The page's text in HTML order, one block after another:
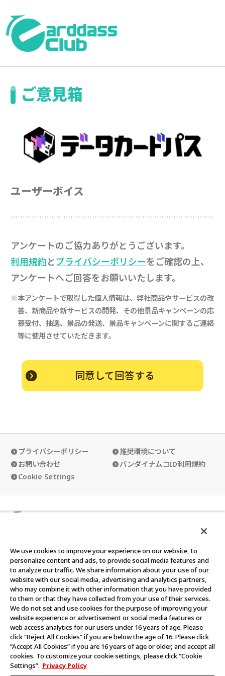
ご意見箱
ユーザーボイス
アンケートのご協力ありがとうございます。
利用規約とプライバシーポリシーをご確認の上、
アンケートへご回答をお願いいたします。
※本アンケートで取得した個人情報は、弊社商品やサービスの改
善、新商品や新サービスの開発、 その他景品キャンペーンの応
募受付、抽選、景品の発送、景品キャンペーンに関するご連絡
等に使用させていただきます。
同意して回答する
プライバシーポリシー
推奨環境について
お問い合わせ
バンダイナムコID利用規約
Cookie Settings
カードダスクラブの使い方 カードダスクラブ会員規約
©BANDAI
このウェブサイトに記載されているすべての画像・テキスト・デ
ータの無断転用、転載をお断りします。
We use cookies to improve your experience on our website, to
personalize content and ads, to provide social media features and
to analyze our traffic. We share information about your use of our
website with our social media, advertising and analytics partners,
who may combine it with other information that you have provided
to them or that they have collected from your use of their services.
We do not set and use cookies for the purpose of improving your
website experience or advertisement or social media features or
web access analytics for our users under 16 years of age. Please
click “Reject All Cookies” if you are below the age of 16. Please click
“Accept All Cookies” if you are 16 years of age or older, and accept all
cookies. To customize your cookie settings, please click “Cookie
Settings”. Privacy Policy